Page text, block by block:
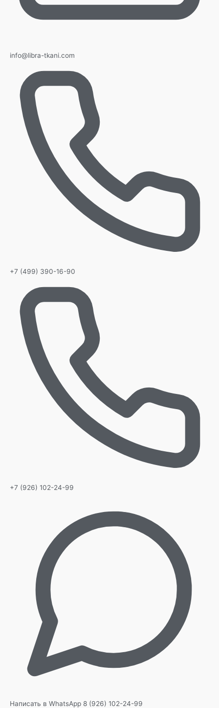
info@libra-tkani.com
+7 (499) 390-16-90
+7 (926) 102-24-99
Написать в WhatsApp 8 (926) 102-24-99